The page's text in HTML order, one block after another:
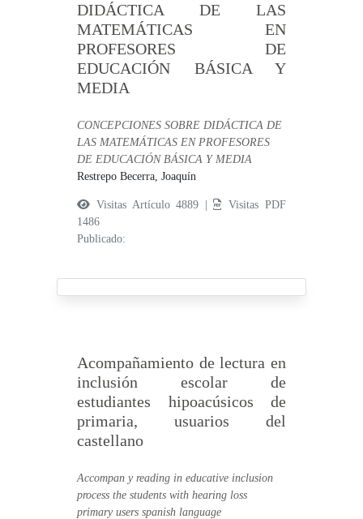
DIDÁCTICA DE LAS
MATEMÁTICAS EN
PROFESORES DE
EDUCACIÓN BÁSICA Y
MEDIA
CONCEPCIONES SOBRE DIDÁCTICA DE
LAS MATEMÁTICAS EN PROFESORES
DE EDUCACIÓN BÁSICA Y MEDIA
Restrepo Becerra, Joaquín
Visitas Artículo 4889 |
Visitas PDF
1486
Publicado:
Acompañamiento de lectura en
inclusión escolar de
estudiantes hipoacúsicos de
primaria, usuarios del
castellano
Accompan y reading in educative inclusion
process the students with hearing loss
primary users spanish language